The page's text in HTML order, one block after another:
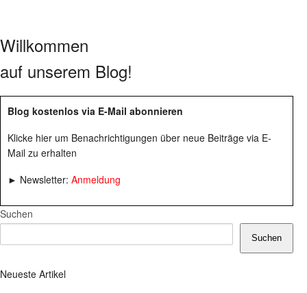
Willkommen
auf unserem Blog!
Blog kostenlos via E-Mail abonnieren
Klicke hier um Benachrichtigungen über neue Beiträge via E-
Mail zu erhalten
► Newsletter: Anmeldung
Suchen
Suchen
Neueste Artikel